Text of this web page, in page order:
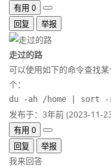
有用 0
回复
举报
走过的路
可以使用如下的命令查找
个：
du -ah /home | sort
发布于：3年前 (2023-11-
有用 0
回复
举报
我来回答